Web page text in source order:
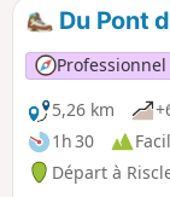
Du Pont
5,26 km
1h 30
Départ à